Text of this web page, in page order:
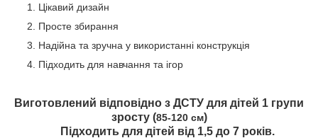
Цікавий дизайн
Просте збирання
Надійна та зручна у використанні конструкція
Підходить для навчання та ігор
Виготовлений відповідно з ДСТУ для дітей 1 групи
зросту (85-120 см)
⠀ Підходить для дітей від 1,5 до 7 років.